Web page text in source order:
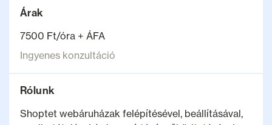
Árak
7500 Ft/óra + ÁFA
Ingyenes konzultáció
Rólunk
Shoptet webáruházak felépítésével, beállításával,